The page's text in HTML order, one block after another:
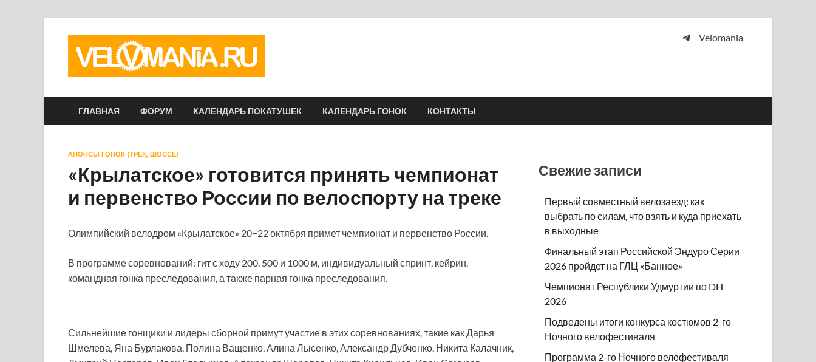
Velomania
ГЛАВНАЯ ФОРУМ КАЛЕНДАРЬ ПОКАТУШЕК КАЛЕНДАРЬ ГОНОК КОНТАКТЫ
АНОНСЫ ГОНОК (ТРЕК, ШОССЕ)
«Крылатское» готовится принять чемпионат
и первенство России по велоспорту на треке
Олимпийский велодром «Крылатское» 20−22 октября примет чемпионат и первенство России.
В программе соревнований: гит с ходу 200, 500 и 1000 м, индивидуальный спринт, кейрин,
командная гонка преследования, а также парная гонка преследования.
Сильнейшие гонщики и лидеры сборной примут участие в этих соревнованиях, такие как Дарья
Шмелева, Яна Бурлакова, Полина Ващенко, Алина Лысенко, Александр Дубченко, Никита Калачник,
Свежие записи
Первый совместный велозаезд: как
выбрать по силам, что взять и куда приехать
в выходные
Финальный этап Российской Эндуро Серии
2026 пройдет на ГЛЦ «Банное»
Чемпионат Республики Удмуртии по DH
2026
Подведены итоги конкурса костюмов 2-го
Ночного велофестиваля
Программа 2-го Ночного велофестиваля